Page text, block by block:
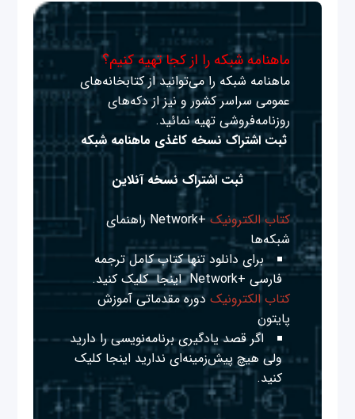
ماهنامه شبکه را از کجا تهیه کنیم؟
ماهنامه شبکه را می‌توانید از کتابخانه‌های
عمومی سراسر کشور و نیز از دکه‌های
روزنامه‌فروشی تهیه نمائید.
ثبت اشتراک نسخه کاغذی ماهنامه شبکه
ثبت اشتراک نسخه آنلاین
کتاب الکترونیک
+Network راهنمای
شبکه‌ها
برای دانلود تنها کتاب کامل ترجمه
فارسی +Network
اینجا کلیک کنید.
کتاب الکترونیک دوره مقدماتی آموزش
پایتون
اگر قصد یادگیری برنامه‌نویسی را دارید
ولی هیچ پیش‌زمینه‌ای نداریداینجا کلیک
کنید.